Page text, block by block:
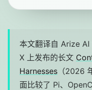
本文翻译自 Arize
X 上发布的长文
Harnesses （2026
面比较了 Pi、